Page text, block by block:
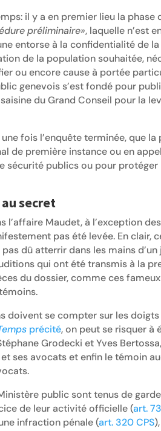
il y a en premier lieu la phase
préliminaire», laquelle n’est
entorse à la confidentialité de
de la population souhaitée,
ou encore cause à portée
genevois s’est fondé pour
du Grand Conseil pour la
fois l’enquête terminée, que
de première instance ou en
sécurité publics ou pour
secret
l’affaire Maudet, à l’exception
pas été levée. En clair,
dû atterrir dans les mains
qui ont été transmis à la
du dossier, comme ces
doivent se compter sur les doigts
précité, on peut se risquer à
Grodecki et Yves
ses avocats et enfin le témoin
public sont tenus de
de leur activité officielle (art.
infraction pénale (art. 320 CPS